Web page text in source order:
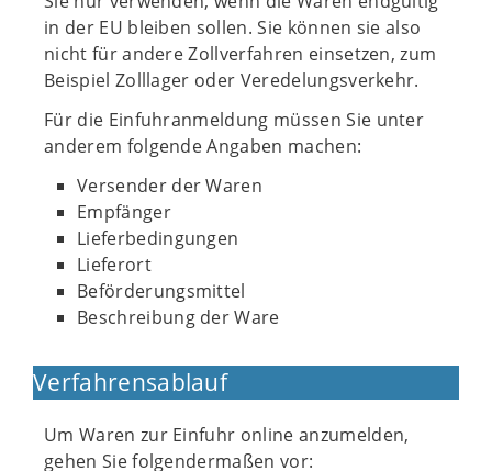
in der EU bleiben sollen. Sie können sie also
nicht für andere Zollverfahren einsetzen, zum
Beispiel Zolllager oder Veredelungsverkehr.
Für die Einfuhranmeldung müssen Sie unter
anderem folgende Angaben machen:
Versender der Waren
Empfänger
Lieferbedingungen
Lieferort
Beförderungsmittel
Beschreibung der Ware
Verfahrensablauf
Um Waren zur Einfuhr online anzumelden,
gehen Sie folgendermaßen vor: